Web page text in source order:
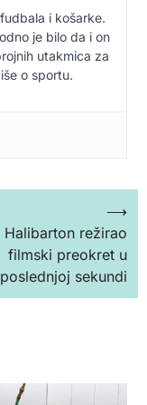
i košarke.
je bilo da i on
utakmica za
o sportu.
Halibarton režirao
filmski preokret u
poslednjoj sekundi
⟶